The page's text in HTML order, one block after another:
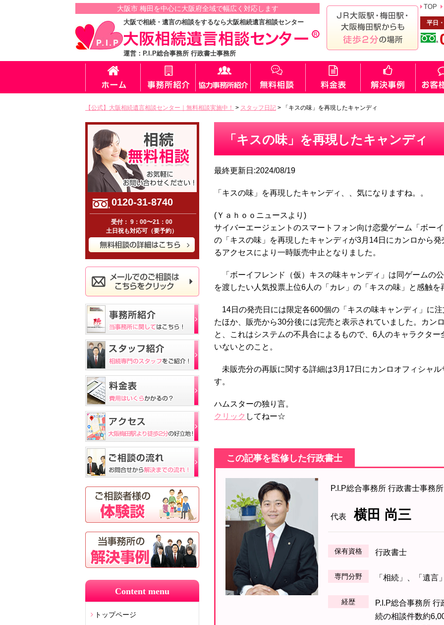
大阪市 梅田を中心に大阪府全域で幅広く対応します
大阪で相続・遺言の相談をするなら大阪相続遺言相談センター
運営：P.I.P総合事務所 行政書士事務所
TOP
平日
【公式】大阪相続遺言相談センター｜無料相談実施中！ > スタッフ日記 > 「キスの味」を再現したキャンディ
「キスの味」を再現したキャンディ
最終更新日:2024/08/19
「キスの味」を再現したキャンディ、、気になりますね。。
(Ｙａｈｏｏニュースより)
サイバーエージェントのスマートフォン向け恋愛ゲーム「ボー
の「キスの味」を再現したキャンディが3月14日にカンロから
るアクセスにより一時販売中止となりました。
「ボーイフレンド（仮）キスの味キャンディ」は同ゲームの
を渡したい人気投票上位6人の「カレ」の「キスの味」と感触を
14日の発売日には限定各600個の「キスの味キャンディ」に
たほか、販売から30分後には完売と表示されていました。カン
と、これはシステムの不具合によるもので、6人のキャラクタ
いないとのこと。
未販売分の再販に関する詳細は3月17日にカンロオフィシャ
す。
ハムスターの独り言。
クリック してねー☆
この記事を監修した行政書士
P.I.P総合事務所 行政書士事務所
代表 横田 尚三
保有資格 行政書士
専門分野 「相続」、「遺言
経歴
P.I.P総合事務所
続の相談件数約
0120-31-8740
受付： 9：00〜21：00
土日祝も対応可（要予約）
Content menu
トップページ